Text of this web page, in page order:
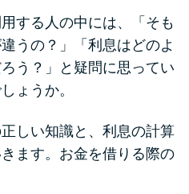
する人の中には、「そも
うの？」「利息はどのよ
う？」と疑問に思ってい
ょうか。
しい知識と、利息の計算
ます。お金を借りる際の